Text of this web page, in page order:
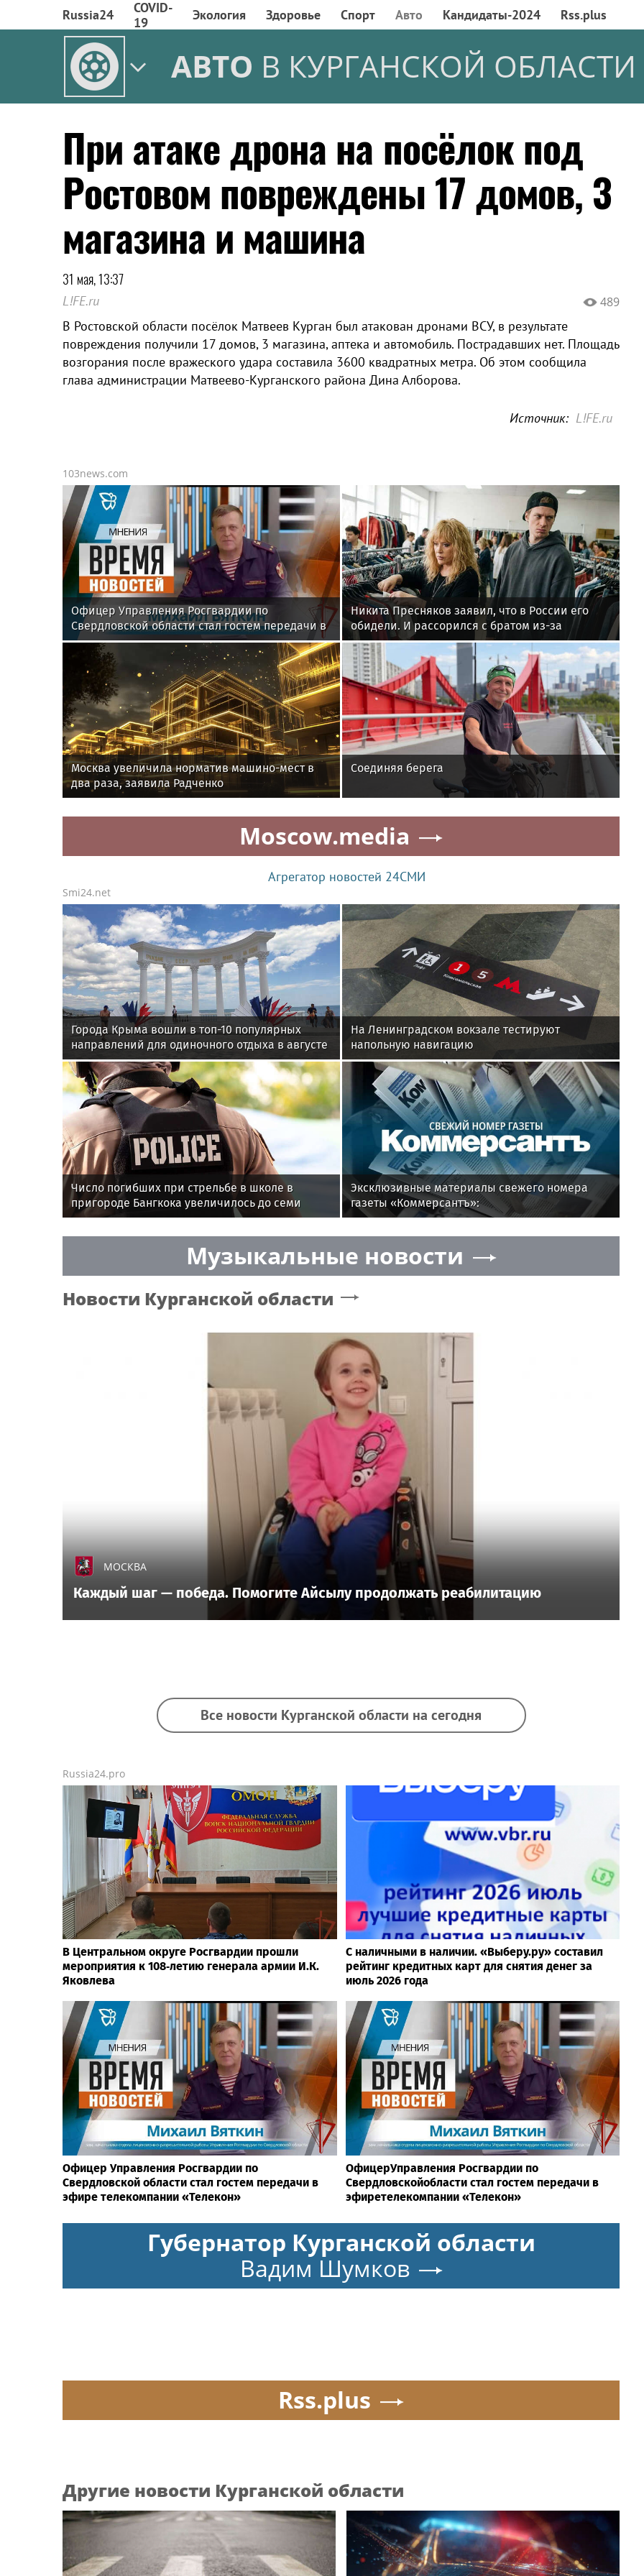
Russia24
COVID-
19
Экология Здоровье Спорт Авто Кандидаты-2024 Rss.plus
АВТО В КУРГАНСКОЙ ОБЛАСТИ
При атаке дрона на посёлок под
Ростовом повреждены 17 домов, 3
магазина и машина
31 мая, 13:37
L!FE.ru 489
В Ростовской области посёлок Матвеев Курган был атакован дронами ВСУ, в результате
повреждения получили 17 домов, 3 магазина, аптека и автомобиль. Пострадавших нет. Площадь
возгорания после вражеского удара составила 3600 квадратных метра. Об этом сообщила
глава администрации Матвеево-Курганского района Дина Алборова.
Источник: L!FE.ru
103news.com
Офицер Управления Росгвардии по
Свердловской области стал гостем передачи в
эфире телекомпании «Телекон»
Никита Пресняков заявил, что в России его
обидели. И рассорился с братом из-за
политики
Москва увеличила норматив машино-мест в
два раза, заявила Радченко
Соединяя берега
Moscow.media
Агрегатор новостей 24СМИ
Smi24.net
Города Крыма вошли в топ-10 популярных
направлений для одиночного отдыха в августе
На Ленинградском вокзале тестируют
напольную навигацию
Число погибших при стрельбе в школе в
пригороде Бангкока увеличилось до семи
Эксклюзивные материалы свежего номера
газеты «Коммерсантъ»:
Музыкальные новости
Новости Курганской области
МОСКВА
Каждый шаг — победа. Помогите Айсылу продолжать реабилитацию
Все новости Курганской области на сегодня
Russia24.pro
В Центральном округе Росгвардии прошли
мероприятия к 108‑летию генерала армии И.К.
Яковлева
С наличными в наличии. «Выберу.ру» составил
рейтинг кредитных карт для снятия денег за
июль 2026 года
Офицер Управления Росгвардии по
Свердловской области стал гостем передачи в
эфире телекомпании «Телекон»
ОфицерУправления Росгвардии по
Свердловскойобласти стал гостем передачи в
эфиретелекомпании «Телекон»
Губернатор Курганской области
Вадим Шумков
Rss.plus
Другие новости Курганской области